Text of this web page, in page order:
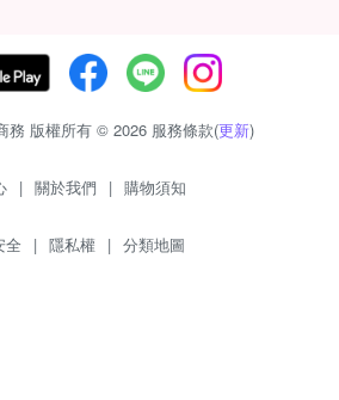
務 版權所有 © 2026 服務條款(更新)
| 關於我們 | 購物須知
全 | 隱私權 | 分類地圖